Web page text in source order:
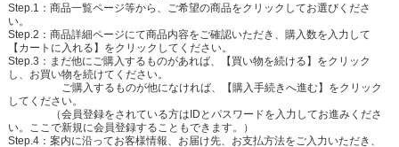
Step.1：商品一覧ページ等から、ご希望の商品をクリックしてお選びくださ
い。
Step.2：商品詳細ページにて商品内容をご確認いただき、購入数を入力して
【カートに入れる】をクリックしてください。
Step.3：まだ他にご購入するものがあれば、【買い物を続ける】をクリック
し、お買い物を続けてください。
ご購入するものが他になければ、【購入手続きへ進む】をクリック
してください。
（会員登録をされている方はIDとパスワードを入力してお進みくださ
い。ここで新規に会員登録することもできます。）
Step.4：案内に沿ってお客様情報、お届け先、お支払方法をご入力いただき、